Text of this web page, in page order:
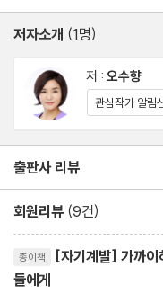
_ 아무것도 달라지지 않는
_ 감정 쓰레기통에서 벗어
ㆍ몰라도 아는 척, 없어도
_ 나를 괴롭히는 참견 막는
2장 잊으려 하면 할수록
저자소개 (1명)
저 : 오수향
관심작가 알림
출판사 리뷰
회원리뷰 (9건)
종이책
[자기계발] 가까이
들에​게